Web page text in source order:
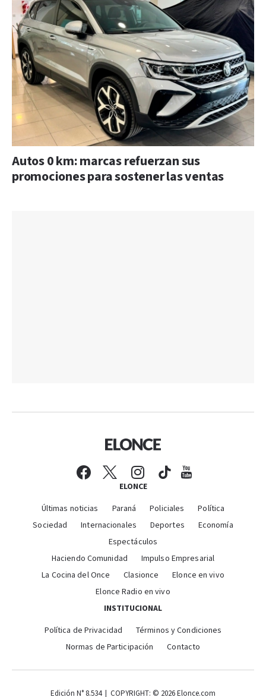
Autos 0 km: marcas refuerzan sus
promociones para sostener las ventas
ELONCE
Últimas noticias Paraná Policiales
Política
Sociedad
Internacionales Deportes
Economía
Espectáculos
Haciendo Comunidad
Impulso Empresarial
La Cocina del Once
Clasionce
Elonce en vivo
Elonce Radio en vivo
INSTITUCIONAL
Política de Privacidad
Términos y Condiciones
Normas de Participación
Contacto
Edición N° 8.534 | COPYRIGHT: © 2026 Elonce.com